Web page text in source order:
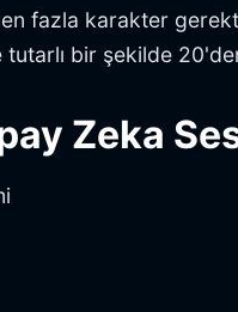
fazla karakter
tutarlı bir şekilde
Zeka